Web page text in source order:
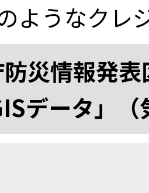
ようなクレ
防災情報発
データ」